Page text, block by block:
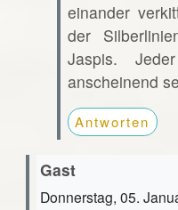
einander
der
Jaspis.
anscheinend
Antworten
Gast
Donnerstag, 05.